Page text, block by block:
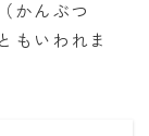
かんぶつ
もいわれま